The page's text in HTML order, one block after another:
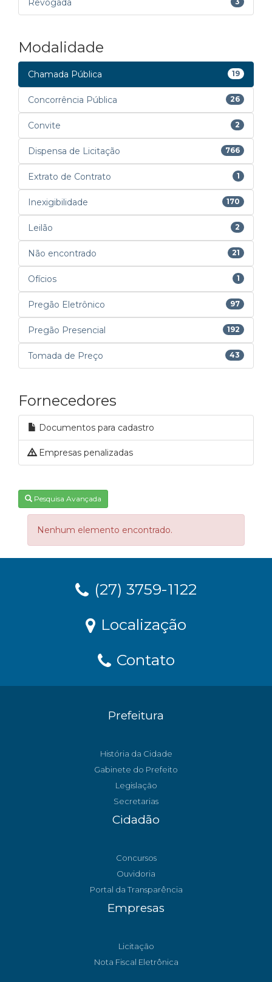
Revogada
Modalidade
Chamada Pública 19
Concorrência Pública 26
Convite 2
Dispensa de Licitação 766
Extrato de Contrato 1
Inexigibilidade 170
Leilão 2
Não encontrado 21
Ofícios 1
Pregão Eletrônico 97
Pregão Presencial 192
Tomada de Preço 43
Fornecedores
Documentos para cadastro
Empresas penalizadas
Pesquisa Avançada
Nenhum elemento encontrado.
(27) 3759-1122
Localização
Contato
Prefeitura
História da Cidade
Gabinete do Prefeito
Legislação
Secretarias
Cidadão
Concursos
Ouvidoria
Portal da Transparência
Empresas
Licitação
Nota Fiscal Eletrônica